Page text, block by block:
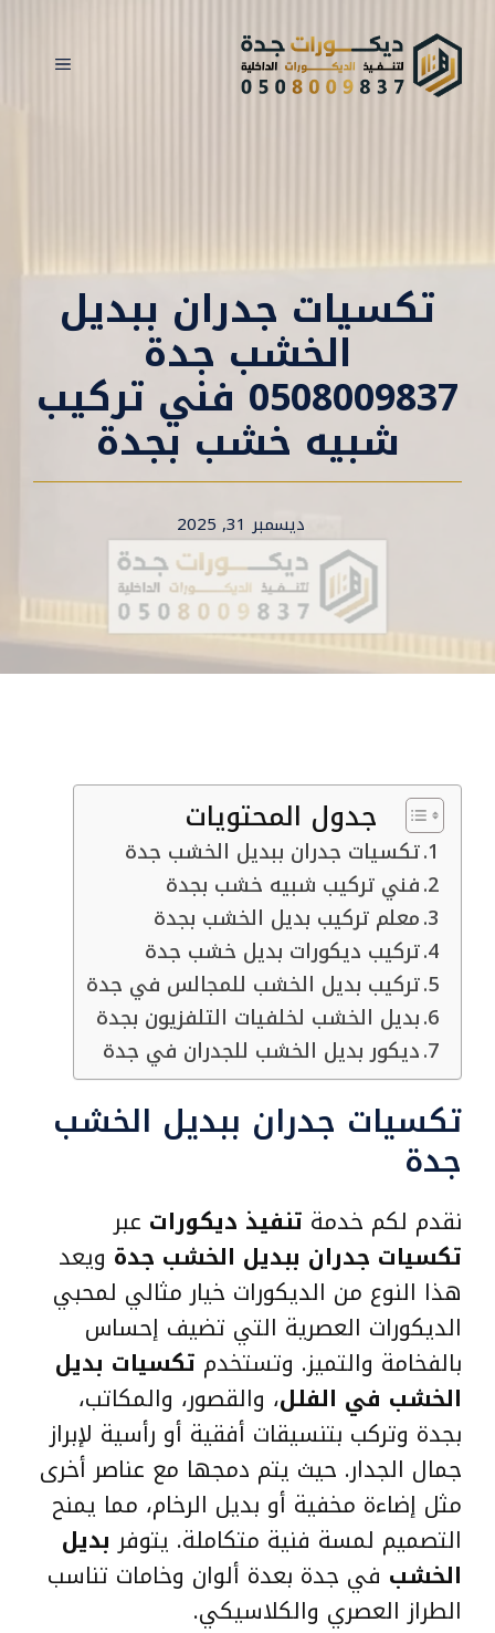
إلى
المحتوى
القائمة
تكسيات جدران ببديل
الخشب جدة
0508009837 فني تركيب
شبيه خشب بجدة
ديسمبر 31, 2025
جدول المحتويات
تكسيات جدران ببديل الخشب جدة
فني تركيب شبيه خشب بجدة
معلم تركيب بديل الخشب بجدة
تركيب ديكورات بديل خشب جدة
تركيب بديل الخشب للمجالس في جدة
بديل الخشب لخلفيات التلفزيون بجدة
ديكور بديل الخشب للجدران في جدة
تكسيات جدران ببديل الخشب
جدة
نقدم لكم خدمة تنفيذ ديكورات عبر
تكسيات جدران ببديل الخشب جدة ويعد
هذا النوع من الديكورات خيار مثالي لمحبي
الديكورات العصرية التي تضيف إحساس
بالفخامة والتميز. وتستخدم تكسيات بديل
الخشب في الفلل، والقصور، والمكاتب،
بجدة وتركب بتنسيقات أفقية أو رأسية لإبراز
جمال الجدار. حيث يتم دمجها مع عناصر أخرى
مثل إضاءة مخفية أو بديل الرخام، مما يمنح
التصميم لمسة فنية متكاملة. يتوفر بديل
الخشب في جدة بعدة ألوان وخامات تناسب
الطراز العصري والكلاسيكي.